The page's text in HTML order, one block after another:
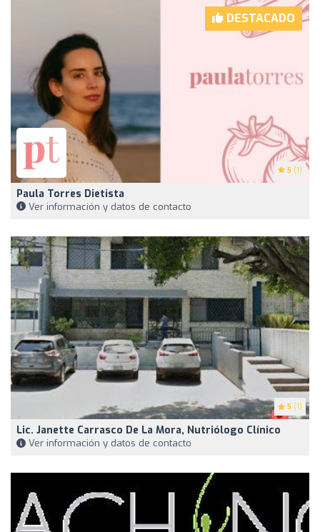
DESTACADO
5 (1)
Paula Torres Dietista
Ver información y datos de contacto
5 (1)
Lic. Janette Carrasco De La Mora, Nutriólogo Clínico
Ver información y datos de contacto